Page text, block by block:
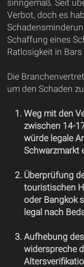
sinngemäß. Seit
Verbot, doch es
Schaffung eines
Ratlosigkeit in
Die
um den Schaden
Weg mit den
zwischen 14-
würde legale
Schwarzmarkt
Überprüfung
touristischen
oder Bangkok
legal nach
Aufhebung
widerspreche